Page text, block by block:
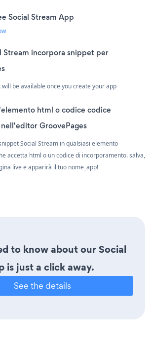
Social Stream App
Stream incorpora snippet per
will be available once you create your app
html o codice codice
GroovePages
Social Stream in qualsiasi elemento
accetta html o un codice di incorporamento. salva,
live e apparirà il tuo nome_app!
to know about our Social
is just a click away.
See the details